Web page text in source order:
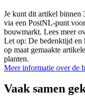
Je kunt dit artikel binnen
via een PostNL-punt
bouwmarkt. Lees meer
Let op: De bedenktijd en
op maat gemaakte
planten.
Meer informatie over de
Vaak samen